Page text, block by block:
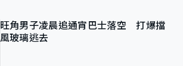
旺角男子凌晨追通宵巴士落空 打爆擋
風玻璃逃去